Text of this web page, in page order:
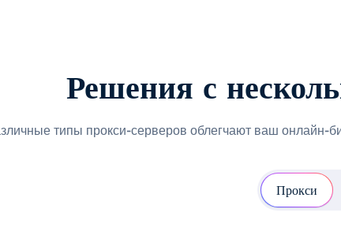
Решения с
типы прокси-серверов облегчают ваш онлайн-
Прокси